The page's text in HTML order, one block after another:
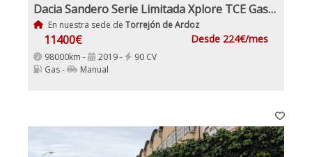
Dacia Sandero Serie Limitada Xplore TCE Gasolina y GLP
En nuestra sede de Torrejón de Ardoz
11400€ Desde 224€/mes
98000km - 2019 -
90 CV
Gas -
Manual